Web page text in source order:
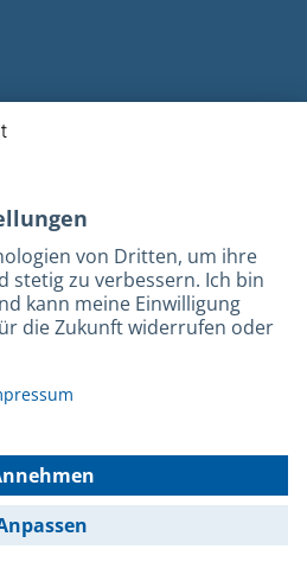
GmbH & Co. KG - Ein Service der
der Stadtwerke München GmbH